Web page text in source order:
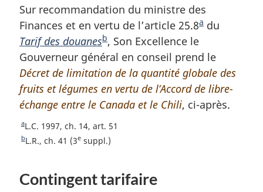
Chili
le
Chili
le
Chili
Sur recommandation du ministre des
Finances et en vertu de l’article 25.8N
t
e
d
e
a du
Tarif des douanesN
o
t
e
d
e
b
d
b, Son Excellence le
Gouverneur général en conseil prend le
Décret de limitation de la quantité globale des
fruits et légumes en vertu de l’Accord de libre-
échange entre le Canada et le Chili, ci-après.
R
e
u
aL.C. 1997, ch. 14, art. 51
R
o
bL.R., ch. 41 (3esuppl.)
Contingent tarifaire